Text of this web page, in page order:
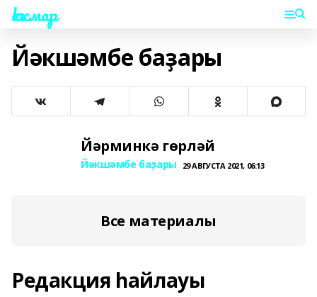
Һаҡмар
Йәкшәмбе баҙары
Йәрминкә гөрләй
Йәкшәмбе баҙары 29 АВГУСТА 2021, 06:13
Все материалы
Редакция һайлауы